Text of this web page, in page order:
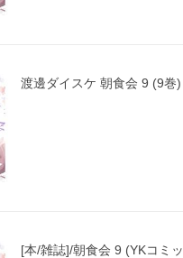
渡邊ダイスケ 朝食会 9 (9巻
[本/雑誌]/朝食会 9 (YKコミ